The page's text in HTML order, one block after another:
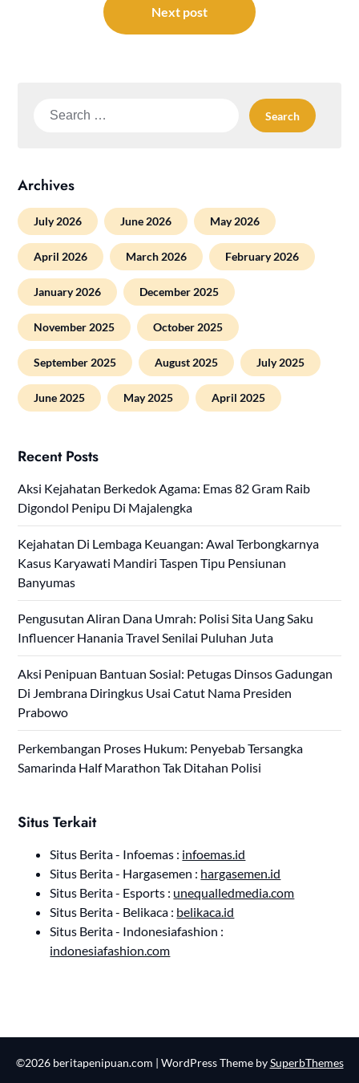
Next post
Search
Archives
July 2026 June 2026 May 2026
April 2026 March 2026 February 2026
January 2026 December 2025
November 2025 October 2025
September 2025 August 2025 July 2025
June 2025 May 2025 April 2025
Recent Posts
Aksi Kejahatan Berkedok Agama: Emas 82 Gram Raib
Digondol Penipu Di Majalengka
Kejahatan Di Lembaga Keuangan: Awal Terbongkarnya
Kasus Karyawati Mandiri Taspen Tipu Pensiunan
Banyumas
Pengusutan Aliran Dana Umrah: Polisi Sita Uang Saku
Influencer Hanania Travel Senilai Puluhan Juta
Aksi Penipuan Bantuan Sosial: Petugas Dinsos Gadungan
Di Jembrana Diringkus Usai Catut Nama Presiden
Prabowo
Perkembangan Proses Hukum: Penyebab Tersangka
Samarinda Half Marathon Tak Ditahan Polisi
Situs Terkait
Situs Berita - Infoemas : infoemas.id
Situs Berita - Hargasemen : hargasemen.id
Situs Berita - Esports : unequalledmedia.com
Situs Berita - Belikaca : belikaca.id
Situs Berita - Indonesiafashion :
indonesiafashion.com
©2026 beritapenipuan.com | WordPress Theme bySuperbThemes